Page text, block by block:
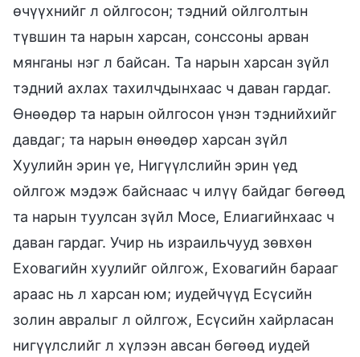
өчүүхнийг л ойлгосон; тэдний ойлголтын
түвшин та нарын харсан, сонссоны арван
мянганы нэг л байсан. Та нарын харсан зүйл
тэдний ахлах тахилчдынхаас ч даван гардаг.
Өнөөдөр та нарын ойлгосон үнэн тэднийхийг
давдаг; та нарын өнөөдөр харсан зүйл
Хуулийн эрин үе, Нигүүлслийн эрин үед
ойлгож мэдэж байснаас ч илүү байдаг бөгөөд
та нарын туулсан зүйл Мосе, Елиагийнхаас ч
даван гардаг. Учир нь израильчууд зөвхөн
Еховагийн хуулийг ойлгож, Еховагийн барааг
араас нь л харсан юм; иудейчүүд Есүсийн
золин авралыг л ойлгож, Есүсийн хайрласан
нигүүлслийг л хүлээн авсан бөгөөд иудей